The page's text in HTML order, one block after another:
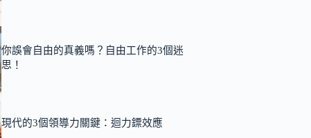
你誤會自由的真義嗎？自由工作的3個迷
思！
現代的3個領導力關鍵：迴力鏢效應